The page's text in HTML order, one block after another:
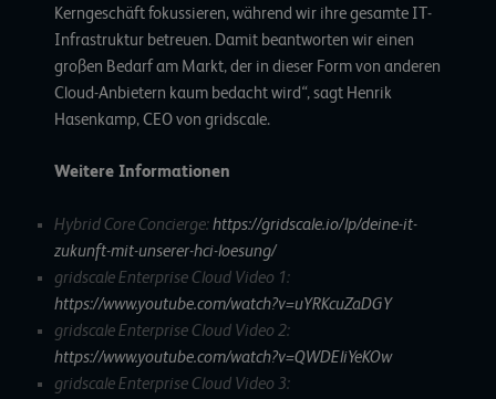
Kerngeschäft fokussieren, während wir ihre gesamte IT-
Infrastruktur betreuen. Damit beantworten wir einen
großen Bedarf am Markt, der in dieser Form von anderen
Cloud-Anbietern kaum bedacht wird“, sagt Henrik
Hasenkamp, CEO von gridscale.
Weitere Informationen
Hybrid Core Concierge:https://gridscale.io/lp/deine-it-
zukunft-mit-unserer-hci-loesung/
gridscale Enterprise Cloud Video 1:
https://www.youtube.com/watch?v=uYRKcuZaDGY
gridscale Enterprise Cloud Video 2:
https://www.youtube.com/watch?v=QWDEliYeKOw
gridscale Enterprise Cloud Video 3: